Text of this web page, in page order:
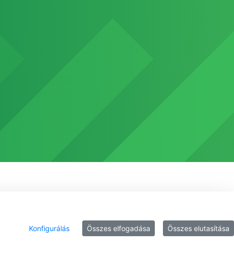
Konfigurálás Összes elfogadása Összes elutasítása